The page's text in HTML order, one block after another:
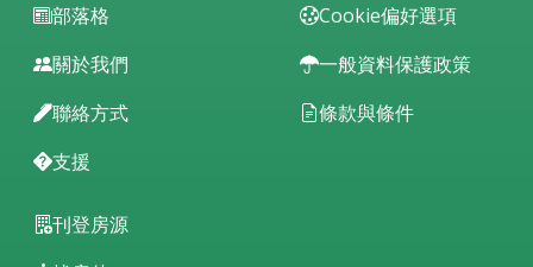
部落格
關於我們
聯絡方式
支援
Cookie偏好選項
一般資料保護政策
條款與條件
刊登房源